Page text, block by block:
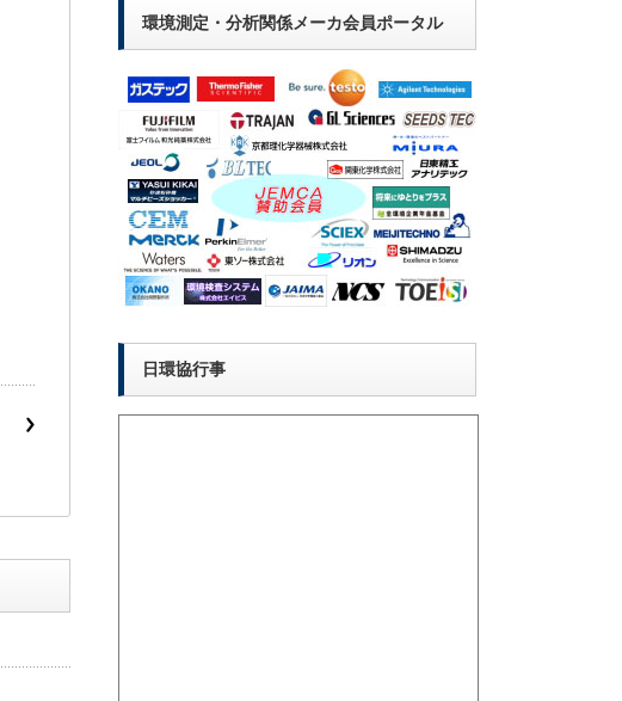
環境測定・分析関係メーカ会員ポータル
日環協行事